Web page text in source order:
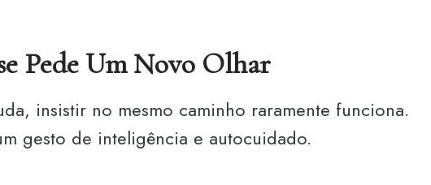
Pede Um Novo Olhar
insistir no mesmo caminho raramente funciona.
gesto de inteligência e autocuidado.